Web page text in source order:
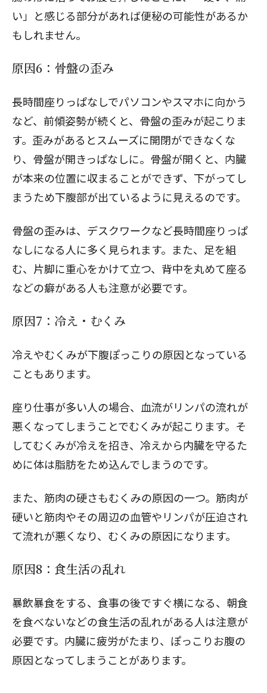
い」と感じる部分があれば便秘の可能性があるか
もしれません。
原因6：骨盤の歪み
長時間座りっぱなしでパソコンやスマホに向かう
など、前傾姿勢が続くと、 骨盤の歪みが起こりま
す。歪みがあるとスムーズに開閉ができなくな
り、骨盤が開きっぱなしに。骨盤が開くと、内臓
が本来の位置に収まることができず、下がってし
まうため下腹部が出ているように見えるのです。
骨盤の歪みは、デスクワークなど長時間座りっぱ
なしになる人に多く見られます。また、足を組
む、片脚に重心をかけて立つ、背中を丸めて座る
などの癖がある人も注意が必要です。
原因7：冷え・むくみ
冷えやむくみが下腹ぽっこりの原因となっている
こともあります。
座り仕事が多い人の場合、血流がリンパの流れが
悪くなってしまうことでむくみが起こります。そ
してむくみが冷えを招き、冷えから内臓を守るた
めに体は脂肪をため込んでしまうのです。
また、筋肉の硬さもむくみの原因の一つ。筋肉が
硬いと筋肉やその周辺の血管やリンパが圧迫され
て流れが悪くなり、むくみの原因になります。
原因8：食生活の乱れ
暴飲暴食をする、食事の後ですぐ横になる、朝食
を食べないなどの食生活の乱れがある人は注意が
必要です。内臓に疲労がたまり、ぽっこりお腹の
原因となってしまうことがあります。